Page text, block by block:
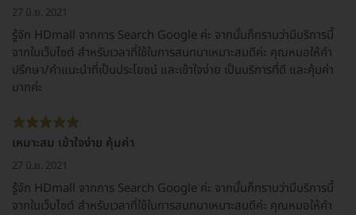
27 มิ.ย. 2021
รู้จัก HDmall จากการ Search Google ค่ะ จากนั้นก็ทราบว่ามีบริการนี้
จากในเว็บไซต์ สำหรับเวลาที่ใช้ในการสนทนาเหมาะสมดีค่ะ คุณหมอให้คำ
ปรึกษา/คำแนะนำที่เป็นประโยชน์ และเข้าใจง่าย เป็นบริการที่ดี และคุ้มค่า
มากค่ะ
เหมาะสม เข้าใจง่าย คุ้มค่า
27 มิ.ย. 2021
รู้จัก HDmall จากการ Search Google ค่ะ จากนั้นก็ทราบว่ามีบริการนี้
จากในเว็บไซต์ สำหรับเวลาที่ใช้ในการสนทนาเหมาะสมดีค่ะ คุณหมอให้คำ